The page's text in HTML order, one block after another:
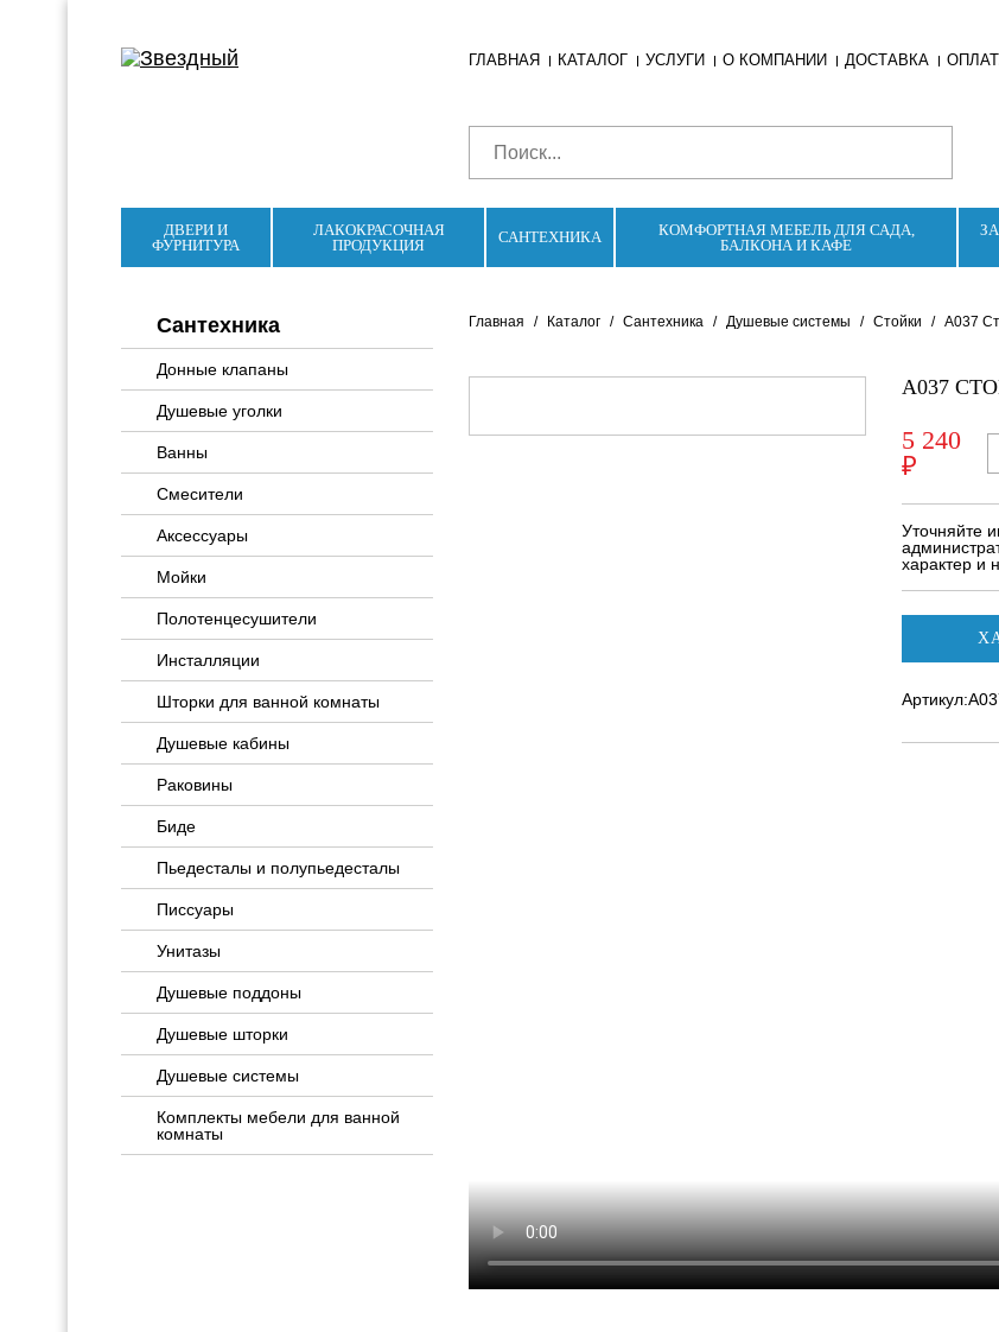
ГЛАВНАЯ КАТАЛОГ УСЛУГИ О КОМПАНИИ ДОСТАВКА
ДВЕРИ И
ФУРНИТУРА
ЛАКОКРАСОЧНАЯ
ПРОДУКЦИЯ
САНТЕХНИКА
КОМФОРТНАЯ МЕБЕЛЬ ДЛЯ САДА,
БАЛКОНА И КАФЕ
Сантехника
Донные клапаны
Душевые уголки
Ванны
Смесители
Аксессуары
Мойки
Полотенцесушители
Инсталляции
Шторки для ванной комнаты
Душевые кабины
Раковины
Биде
Пьедесталы и полупьедесталы
Писсуары
Унитазы
Душевые поддоны
Душевые шторки
Душевые системы
Комплекты мебели для ванной
комнаты
Главная / Каталог / Сантехника / Душевые системы / Стойки / A037
A037
5 240
₽
Уточняйте
характер и